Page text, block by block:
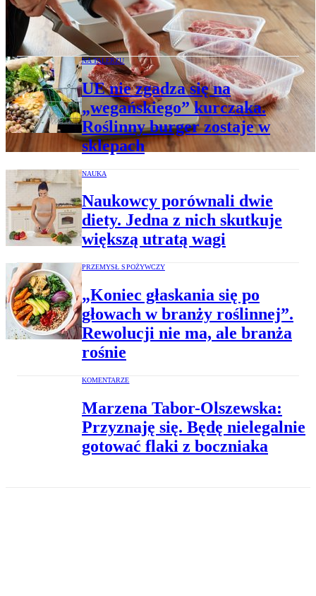
wprowadza nowe zasady dla wege
produktów
NA TALERZU
UE nie zgadza się na
„wegańskiego” kurczaka.
Roślinny burger zostaje w
sklepach
NAUKA
Naukowcy porównali dwie
diety. Jedna z nich skutkuje
większą utratą wagi
PRZEMYSŁ SPOŻYWCZY
„Koniec głaskania się po
głowach w branży roślinnej”.
Rewolucji nie ma, ale branża
rośnie
KOMENTARZE
Marzena Tabor-Olszewska:
Przyznaję się. Będę nielegalnie
gotować flaki z boczniaka